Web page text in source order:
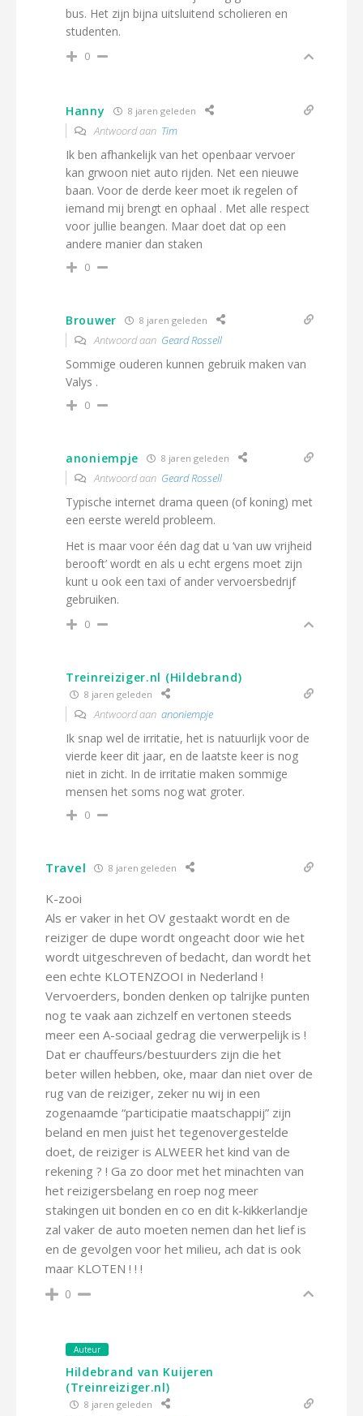
bus. Het zijn bijna uitsluitend scholieren en
studenten.
0
Hanny 8 jaren geleden
Antwoord aan Tim
Ik ben afhankelijk van het openbaar vervoer
kan grwoon niet auto rijden. Net een nieuwe
baan. Voor de derde keer moet ik regelen of
iemand mij brengt en ophaal . Met alle respect
voor jullie beangen. Maar doet dat op een
andere manier dan staken
0
Brouwer 8 jaren geleden
Antwoord aan Geard Rossell
Sommige ouderen kunnen gebruik maken van
Valys .
0
anoniempje 8 jaren geleden
Antwoord aan Geard Rossell
Typische internet drama queen (of koning) met
een eerste wereld probleem.
Het is maar voor één dag dat u ‘van uw vrijheid
berooft’ wordt en als u echt ergens moet zijn
kunt u ook een taxi of ander vervoersbedrijf
gebruiken.
0
Treinreiziger.nl (Hildebrand)
8 jaren geleden
Antwoord aan anoniempje
Ik snap wel de irritatie, het is natuurlijk voor de
vierde keer dit jaar, en de laatste keer is nog
niet in zicht. In de irritatie maken sommige
mensen het soms nog wat groter.
0
Travel 8 jaren geleden
K-zooi
Als er vaker in het OV gestaakt wordt en de
reiziger de dupe wordt ongeacht door wie het
wordt uitgeschreven of bedacht, dan wordt het
een echte KLOTENZOOI in Nederland !
Vervoerders, bonden denken op talrijke punten
nog te vaak aan zichzelf en vertonen steeds
meer een A-sociaal gedrag die verwerpelijk is !
Dat er chauffeurs/bestuurders zijn die het
beter willen hebben, oke, maar dan niet over de
rug van de reiziger, zeker nu wij in een
zogenaamde “participatie maatschappij” zijn
beland en men juist het tegenovergestelde
doet, de reiziger is ALWEER het kind van de
rekening ? ! Ga zo door met het minachten van
het reizigersbelang en roep nog meer
stakingen uit bonden en co en dit k-kikkerlandje
zal vaker de auto moeten nemen dan het lief is
en de gevolgen voor het milieu, ach dat is ook
maar KLOTEN ! ! !
0
Auteur
Hildebrand van Kuijeren
(Treinreiziger.nl)
8 jaren geleden